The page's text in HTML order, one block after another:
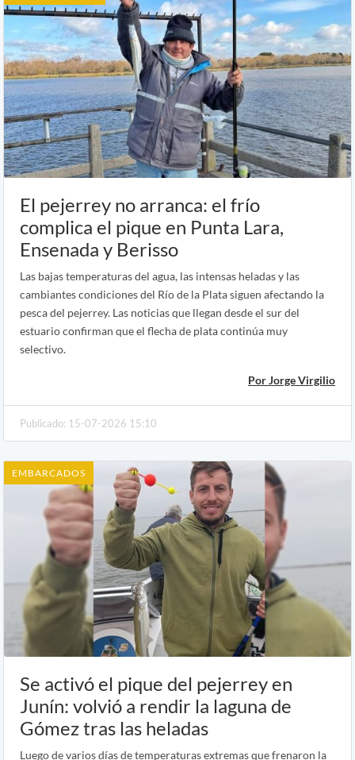
El pejerrey no arranca: el frío
complica el pique en Punta Lara,
Ensenada y Berisso
Las bajas temperaturas del agua, las intensas heladas y las
cambiantes condiciones del Río de la Plata siguen afectando la
pesca del pejerrey. Las noticias que llegan desde el sur del
estuario confirman que el flecha de plata continúa muy
selectivo.
Por Jorge Virgilio
Publicado: 15-07-2026 15:10
EMBARCADOS
Se activó el pique del pejerrey en
Junín: volvió a rendir la laguna de
Gómez tras las heladas
Luego de varios días de temperaturas extremas que frenaron la